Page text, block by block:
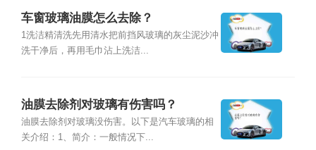
车窗玻璃油膜怎么去除？
1洗洁精清洗先用清水把前挡风玻璃的灰尘泥沙冲
洗干净后，再用毛巾沾上洗洁...
油膜去除剂对玻璃有伤害吗？
油膜去除剂对玻璃没伤害。以下是汽车玻璃的相
关介绍：1、简介：一般情况下...